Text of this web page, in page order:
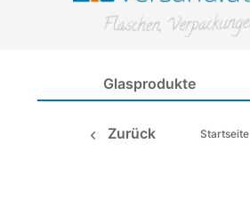
Glasprodukte
Zurück Startseite